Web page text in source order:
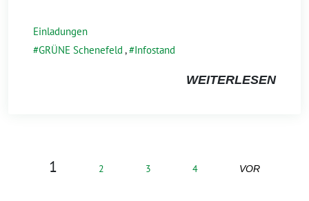
Einladungen
GRÜNE Schenefeld , Infostand
WEITERLESEN
1 2 3 4 VOR